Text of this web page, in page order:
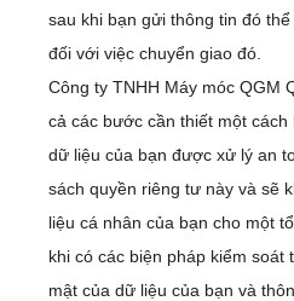
sau khi bạn gửi thông tin đó
đối với việc chuyển giao đó.
Công ty TNHH Máy móc QGM
cả các bước cần thiết một
dữ liệu của bạn được xử lý an
sách quyền riêng tư này và sẽ
liệu cá nhân của bạn cho một
khi có các biện pháp kiểm
mật của dữ liệu của bạn và